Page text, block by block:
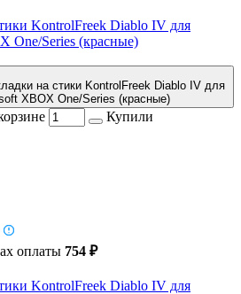
KontrolFreek Diablo IV для
One/Series (красные)
на стики KontrolFreek Diablo IV для
XBOX One/Series (красные)
Купили
оплаты 754 ₽
KontrolFreek Diablo IV для